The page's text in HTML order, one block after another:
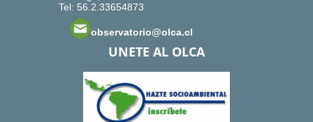
Tel: 56.2.33654873
observatorio@olca.cl
UNETE AL OLCA